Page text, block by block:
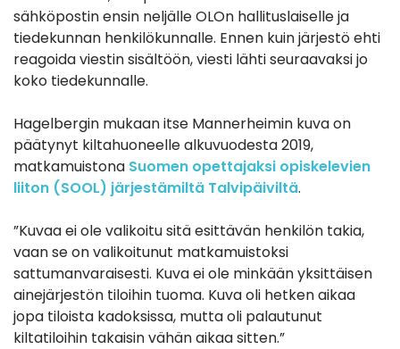
sähköpostin ensin neljälle OLOn hallituslaiselle ja
tiedekunnan henkilökunnalle. Ennen kuin järjestö ehti
reagoida viestin sisältöön, viesti lähti seuraavaksi jo
koko tiedekunnalle.
Hagelbergin mukaan itse Mannerheimin kuva on
päätynyt kiltahuoneelle alkuvuodesta 2019,
matkamuistona Suomen opettajaksi opiskelevien
liiton (SOOL) järjestämiltä Talvipäiviltä.
”Kuvaa ei ole valikoitu sitä esittävän henkilön takia,
vaan se on valikoitunut matkamuistoksi
sattumanvaraisesti. Kuva ei ole minkään yksittäisen
ainejärjestön tiloihin tuoma. Kuva oli hetken aikaa
jopa tiloista kadoksissa, mutta oli palautunut
kiltatiloihin takaisin vähän aikaa sitten.”